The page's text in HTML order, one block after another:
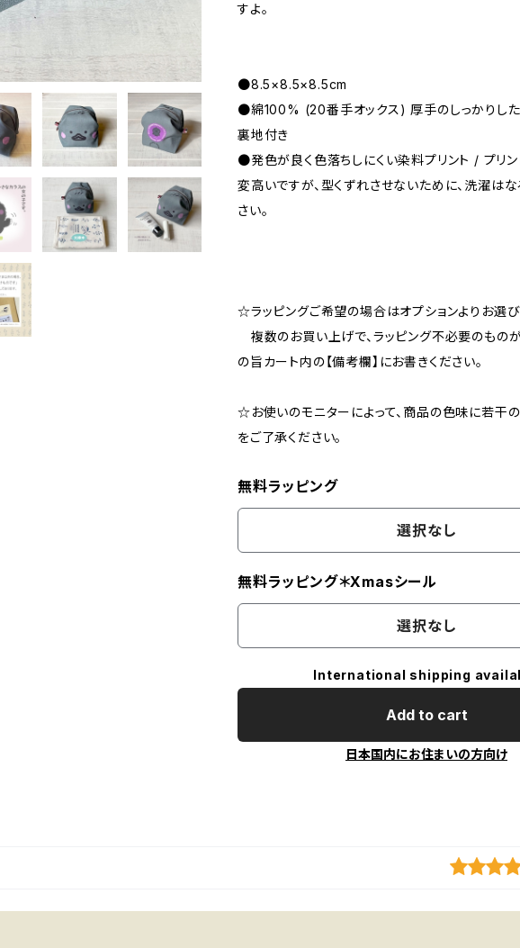
すよ。
●8.5×8.5×8.5cm
●綿100% (20番手オックス) 厚手のしっかりした
裏地付き
●発色が良く色落ちしにくい染料プリント / プリ
変高いですが、型くずれさせないために、洗濯は
さい。
☆ラッピングご希望の場合はオプションよりお選び
複数のお買い上げで、ラッピング不必要のもの
の旨カート内の【備考欄】にお書きください。
☆お使いのモニターによって、商品の色味に若干
をご了承ください。
無料ラッピング
選択なし
無料ラッピング＊Xmasシール
選択なし
International shipping
Add to cart
日本国内にお住まいの方向け